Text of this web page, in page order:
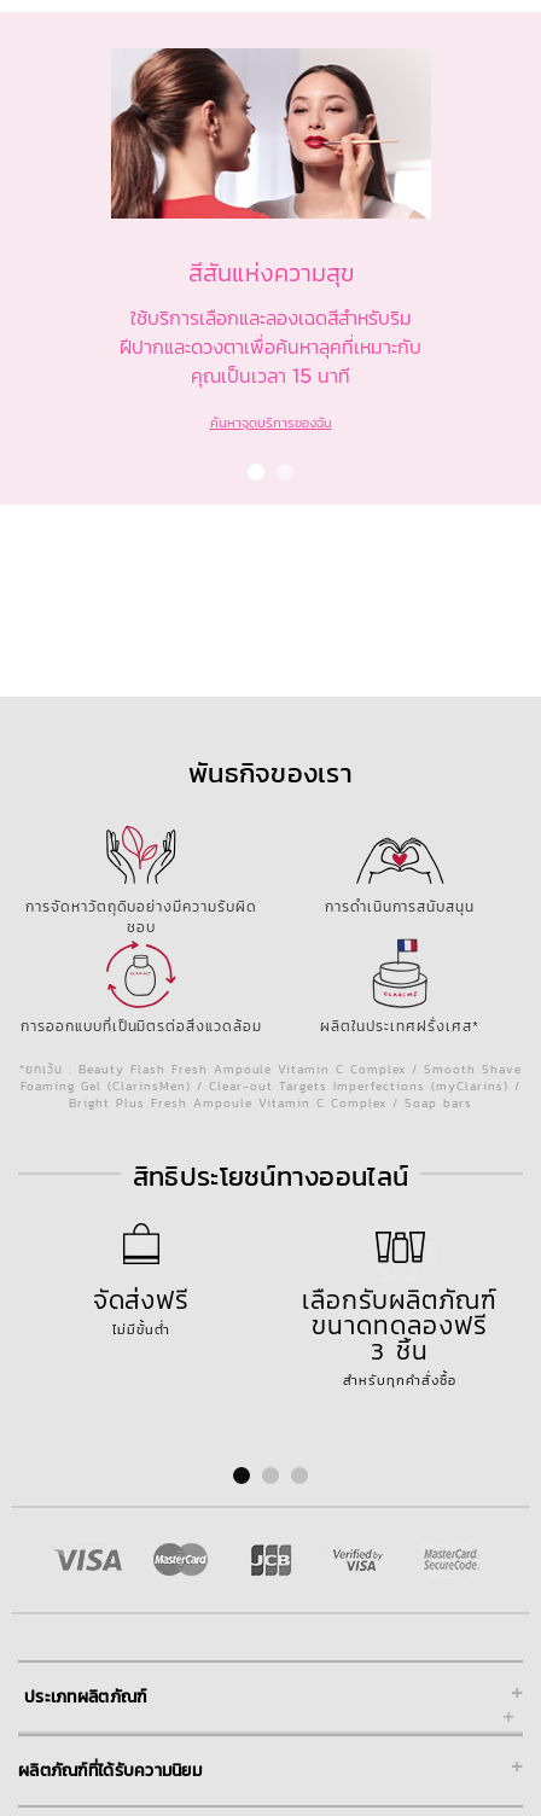
สีสันแห่งความสุข
ใช้บริการเลือกและลองเฉดสีสำหรับริม
ฝีปากและดวงตาเพื่อค้นหาลุคที่เหมาะกับ
คุณเป็นเวลา 15 นาที
ค้นหาจุดบริการของฉัน
พันธกิจของเรา
การจัดหาวัตถุดิบอย่างมีความรับผิด
ชอบ
การดำเนินการสนับสนุน
การออกแบบที่เป็นมิตรต่อสิ่งแวดล้อม ผลิตในประเทศฝรั่งเศส*
*ยกเว้น : Beauty Flash Fresh Ampoule Vitamin C Complex / Smooth Shave
Foaming Gel (ClarinsMen) / Clear-out Targets Imperfections (myClarins) /
Bright Plus Fresh Ampoule Vitamin C Complex / Soap bars
สิทธิประโยชน์ทางออนไลน์
จัดส่งฟรี
ไม่มีขั้นต่ำ
เลือกรับผลิตภัณฑ์
ขนาดทดลองฟรี
3 ชิ้น
สำหรับทุกคำสั่งซื้อ
+
ประเภทผลิตภัณฑ์
+
ผลิตภัณฑ์ที่ได้รับความนิยม